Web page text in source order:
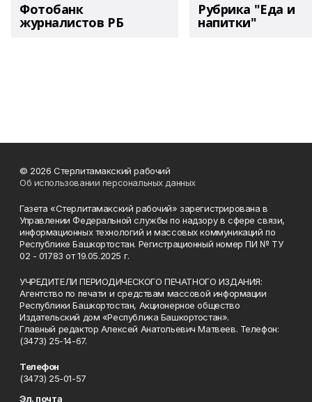
Фотобанк
журналистов РБ
Рубрика "Еда и
напитки"
© 2026 Стерлитамакский рабочий
Об использовании персональных данных
Газета «Стерлитамакский рабочий» зарегистрирована в
Управлении Федеральной службы по надзору в сфере связи,
информационных технологий и массовых коммуникаций по
Республике Башкортостан. Регистрационный номер ПИ № ТУ
02 - 01783 от 19.05.2025 г.
УЧРЕДИТЕЛИ ПЕРИОДИЧЕСКОГО ПЕЧАТНОГО ИЗДАНИЯ:
Агентство по печати и средствам массовой информации
Республики Башкортостан, Акционерное общество
Издательский дом «Республика Башкортостан».
Главный редактор Алексей Анатольевич Матвеев. Телефон:
(3473) 25-14-67.
Телефон
(3473) 25-01-57
Эл. почта